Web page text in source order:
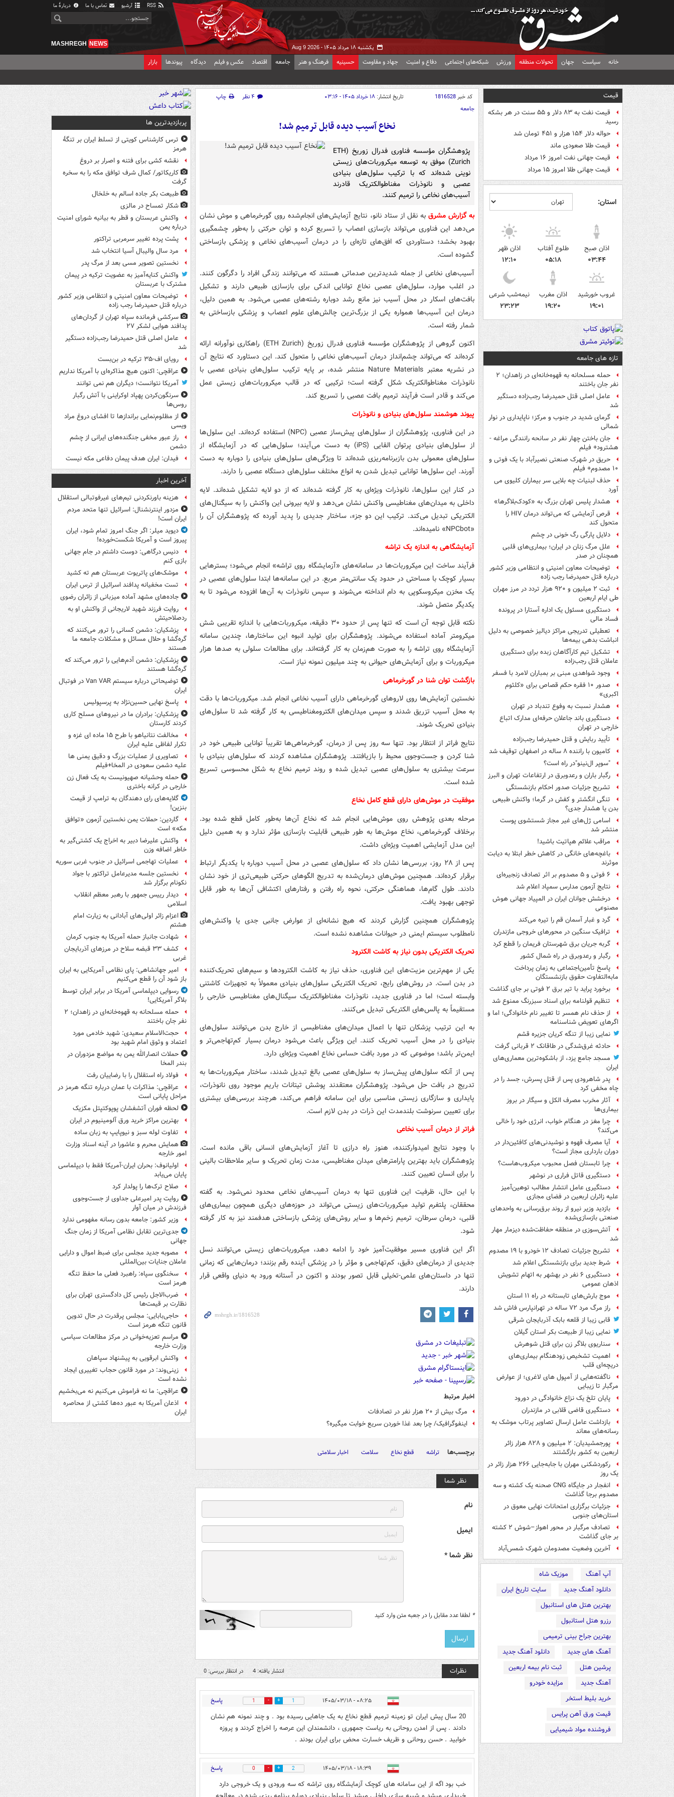
آرشیو تماس با ما دربارهٔ ما
یکشنبه ۱۸ مرداد ۱۴۰۵ - Aug 9 2026
MASHREGH NEWS
خانه سیاست جهان تحولات منطقه ورزش شبکه‌های اجتماعی دفاع و امنیت جهاد و مقاومت حسینیه فرهنگ و هنر جامعه اقتصاد عکس و فیلم دیدگاه پیوندها بازار
قیمت
قیمت نفت به ۸۳ دلار و ۵۵ سنت در هر بشکه
رسید
حواله دلار ۱۵۴ هزار و ۴۵۱ تومان شد
قیمت طلا صعودی ماند
قیمت جهانی نفت امروز ۱۶ مرداد
قیمت جهانی طلا امروز ۱۵ مرداد
استان:
اذان صبح
۰۳:۴۴
طلوع آفتاب
۰۵:۱۸
اذان ظهر
۱۲:۱۰
غروب خورشید
۱۹:۰۱
اذان مغرب
۱۹:۲۰
نیمه‌شب شرعی
۲۳:۲۳
تازه های جامعه
حمله مسلحانه به قهوه‌خانه‌ای در زاهدان؛ ۲
نفر جان باختند
عامل اصلی قتل حمیدرضا رجب‌زاده دستگیر
شد
گرمای شدید در جنوب و مرکز؛ ناپایداری در نوار
شمالی
جان باختن چهار نفر در سانحه رانندگی مراغه -
هشترود+ فیلم
حریق در شهرک صنعتی نصیرآباد با یک فوتی و
۱۰ مصدوم+ فیلم
حذف لبنیات چه بلایی سر بیماران کلیوی می
آورد
هشدار پلیس تهران بزرگ به «کودک‌بلاگرها»
قرص آزمایشی که می‌تواند درمان HIV را
متحول کند
دلایل پارگی رگ خونی در چشم
علل مرگ زنان در ایران؛ بیماری‌های قلبی
همچنان در صدر
توضیحات معاون امنیتی و انتظامی وزیر کشور
درباره قتل حمیدرضا رجب زاده
ثبت ۲ میلیون و ۹۲۰ هزار تردد در مرز مهران
طی ایام اربعین
دستگیری مسئول یک اداره آستارا در پرونده
فساد مالی
تعطیلی تدریجی مراکز دیالیز خصوصی به دلیل
انباشت بدهی بیمه‌ها
تشکیل تیم کارآگاهان زبده برای دستگیری
عاملان قتل رجب‌زاده
وجود شواهدی مبنی بر بمباران لامرد با فسفر
صدور ۱۰ فقره حکم قصاص برای «کلثوم
اکبری»
هشدار نسبت به وفوع تندباد در تهران
دستگیری باند جاعلان حرفه‌ای مدارک اتباع
خارجی در تهران
تأیید ربایش و قتل حمیدرضا رجب‌زاده
کامیون با راننده ۸ ساله در اصفهان توقیف شد
"سوپر ال‌نینو"در راه است؟
رگبار باران و رعدوبرق در ارتفاعات تهران و البرز
تشریح جزئیات صدور احکام بازنشستگی
تنگی انگشتر و کفش در گرما؛ واکنش طبیعی
بدن یا هشدار جدی؟
اسامی ژل‌های غیر مجاز شستشوی پوست
منتشر شد
مراقب علائم هپاتیت باشید!
باغچه‌های خانگی در کاهش خطر ابتلا به دیابت
موثرند
۶ فوتی و ۵ مصدوم بر اثر تصادف زنجیره‌ای
نتایج آزمون مدارس سمپاد اعلام شد
درخشش جوانان ایران در المپیاد جهانی هوش
مصنوعی
گرد و غبار آسمان قم را تیره می‌کند
ترافیک سنگین در محورهای خروجی مازندران
گربه جریان برق شهرستان فریمان را قطع کرد
رگبار و رعدوبرق در راه شمال کشور
پاسخ تأمین‌اجتماعی به زمان پرداخت
مابه‌التفاوت حقوق بازنشستگان
برخورد پراید با تیر برق ۲ فوتی بر جای گذاشت
تنظیم قولنامه برای اسناد سبزرنگ ممنوع شد
از حذف نام همسر تا تغییر نام خانوادگی؛ اما و
اگرهای تعویض شناسنامه
نمایی زیبا از تنگه کریان جزیره قشم
حادثه غرق‌شدگی در طاقانک ۲ قربانی گرفت
مسجد جامع یزد، از باشکوه‌ترین معماری‌های
ایران
پدر شاهرودی پس از قتل پسرش، جسد را در
چاه مخفی کرد
آثار مخرب مصرف الکل و سیگار در بروز
بیماری‌ها
چرا مغز در هنگام خواب، انرژی خود را خالی
می‌کند؟
آیا مصرف قهوه و نوشیدنی‌های کافئین‌دار در
دوران بارداری مجاز است؟
چرا تابستان فصل محبوب میکروب‌هاست؟
دستگیری قاتل فراری در نوشهر
دستگیری عامل انتشار مطالب توهین‌آمیز
علیه زائران اربعین در فضای مجازی
بازدید وزیر نیرو از روند برق‌رسانی به واحدهای
صنعتی بازسازی‌شده
آتش‌سوزی در منطقه حفاظت‌شده دیزمار مهار
شد
تشریح جزئیات تصادف ۱۲ خودرو با ۱۹ مصدوم
شرط جدید برای بازنشستگی اعلام شد
دستگیری ۶ نفر در بهشهر به اتهام تشویش
اذهان عمومی
موج بارش‌های تابستانه در راه ۱۱ استان
راز مرگ مرد ۷۲ ساله در تهرانپارس فاش شد
قابی زیبا از قلعه بابک آذربایجان شرقی
نمایی زیبا از طبیعت بکر استان گیلان
سناریوی بلاگر زن برای قتل شوهرش
اهمیت تشخیص زودهنگام بیماری‌های
دریچه‌ای قلب
ناگفته‌هایی از آمپول های لاغری؛ از عوارض
مرگبار تا زیبایی
پایان تلخ یک نزاع خانوادگی در دورود
دستگیری قاضی قلابی در مازندران
بازداشت عامل ارسال تصاویر پرتاب موشک به
رسانه‌های معاند
پورجمشیدیان: ۲ میلیون و ۸۲۸ هزار زائر
اربعین به کشور بازگشتند
رکوردشکنی مهران با جابه‌جایی ۲۶۶ هزار زائر در
یک روز
انفجار در جایگاه CNG صحنه یک کشته و سه
مصدوم برجا گذاشت
جزئیات برگزاری امتحانات نهایی معوق در
استان‌های جنوبی
تصادف مرگبار در محور اهواز–شوش ۲ کشته
بر جای گذاشت
آخرین وضعیت مصدومان شهرک شمس‌آباد
آپ آهنگ
موزیک شاه
دانلود آهنگ جدید
سایت تاریخ ایران
بهترین هتل های استانبول
رزرو هتل استانبول
بهترین جراح بینی ترمیمی
آهنگ های جدید
دانلود آهنگ جدید
پرشین هتل
ثبت نام بیمه اربعین
آهنگ جدید
مزایده خودرو
خرید بلیط استخر
قیمت ورق آهن پرایس
فروشنده مواد شیمیایی
کد خبر1816528 تاریخ انتشار: ۱۸ خرداد ۱۴۰۵ - ۰۳:۱۶ ۴ نظر
چاپ
جامعه
نخاع آسیب دیده قابل ترمیم شد!
پژوهشگران مؤسسه فناوری فدرال زوریخ (ETH
Zurich) موفق به توسعه میکروربات‌های زیستی
نوینی شده‌اند که با ترکیب سلول‌های بنیادی
عصبی و نانوذرات مغناطوالکتریک قادرند
آسیب‌های نخاعی را ترمیم کنند.
به گزارش مشرق به نقل از ستاد نانو، نتایج آزمایش‌های انجام‌شده روی گورخرماهی و موش نشان
می‌دهد این فناوری می‌تواند بازسازی اعصاب را تسریع کرده و توان حرکتی را به‌طور چشمگیری
بهبود بخشد؛ دستاوردی که افق‌های تازه‌ای را در درمان آسیب‌های نخاعی و پزشکی بازساختی
گشوده است.
آسیب‌های نخاعی از جمله شدیدترین صدماتی هستند که می‌توانند زندگی افراد را دگرگون کنند.
در اغلب موارد، سلول‌های عصبی نخاع توانایی اندکی برای بازسازی طبیعی دارند و تشکیل
بافت‌های اسکار در محل آسیب نیز مانع رشد دوباره رشته‌های عصبی می‌شود. به همین دلیل،
درمان این آسیب‌ها همواره یکی از بزرگ‌ترین چالش‌های علوم اعصاب و پزشکی بازساختی به
شمار رفته است.
اکنون گروهی از پژوهشگران مؤسسه فناوری فدرال زوریخ (ETH Zurich) راهکاری نوآورانه ارائه
کرده‌اند که می‌تواند چشم‌انداز درمان آسیب‌های نخاعی را متحول کند. این دستاورد که نتایج آن
در نشریه معتبر Nature Materials منتشر شده، بر پایه ترکیب سلول‌های بنیادی عصبی با
نانوذرات مغناطوالکتریک شکل گرفته است؛ ترکیبی که در قالب میکروربات‌های زیستی عمل
می‌کند و قادر است فرآیند ترمیم بافت عصبی را تسریع کند.
پیوند هوشمند سلول‌های بنیادی و نانوذرات
در این فناوری، پژوهشگران از سلول‌های پیش‌ساز عصبی (NPC) استفاده کرده‌اند. این سلول‌ها
از سلول‌های بنیادی پرتوان القایی (iPS) به دست می‌آیند؛ سلول‌هایی که در آزمایشگاه از
سلول‌های معمولی بدن بازبرنامه‌ریزی شده‌اند تا ویژگی‌های سلول‌های بنیادی را دوباره به دست
آورند. این سلول‌ها توانایی تبدیل شدن به انواع مختلف سلول‌های دستگاه عصبی را دارند.
در کنار این سلول‌ها، نانوذرات ویژه‌ای به کار گرفته شده‌اند که از دو لایه تشکیل شده‌اند. لایه
داخلی به میدان‌های مغناطیسی واکنش نشان می‌دهد و لایه بیرونی این واکنش را به سیگنال‌های
الکتریکی تبدیل می‌کند. ترکیب این دو جزء، ساختار جدیدی را پدید آورده که پژوهشگران آن را
«NPCbot» نامیده‌اند.
آزمایشگاهی به اندازه یک تراشه
فرآیند ساخت این میکروربات‌ها در سامانه‌های «آزمایشگاه روی تراشه» انجام می‌شود؛ بسترهایی
بسیار کوچک با مساحتی در حدود یک سانتی‌متر مربع. در این سامانه‌ها ابتدا سلول‌های عصبی در
یک مخزن میکروسکوپی به دام انداخته می‌شوند و سپس نانوذرات به آن‌ها افزوده می‌شود تا به
یکدیگر متصل شوند.
نکته قابل توجه آن است که تنها پس از حدود ۳۰ دقیقه، میکروربات‌هایی با اندازه تقریبی شش
میکرومتر آماده استفاده می‌شوند. پژوهشگران برای تولید انبوه این ساختارها، چندین سامانه
آزمایشگاه روی تراشه را به صورت هم‌زمان به کار گرفته‌اند. برای مطالعات سلولی به صدها هزار
میکروربات و برای آزمایش‌های حیوانی به چند میلیون نمونه نیاز است.
بازگشت توان شنا در گورخرماهی
نخستین آزمایش‌ها روی لاروهای گورخرماهی دارای آسیب نخاعی انجام شد. میکروربات‌ها با دقت
به محل آسیب تزریق شدند و سپس میدان‌های الکترومغناطیسی به کار گرفته شد تا سلول‌های
بنیادی تحریک شوند.
نتایج فراتر از انتظار بود. تنها سه روز پس از درمان، گورخرماهی‌ها تقریباً توانایی طبیعی خود در
شنا کردن و جست‌وجوی محیط را بازیافتند. پژوهشگران مشاهده کردند که سلول‌های بنیادی با
سرعت بیشتری به سلول‌های عصبی تبدیل شده و روند ترمیم نخاع به شکل محسوسی تسریع
شده است.
موفقیت در موش‌های دارای قطع کامل نخاع
مرحله بعدی پژوهش روی موش‌هایی انجام شد که نخاع آن‌ها به‌طور کامل قطع شده بود.
برخلاف گورخرماهی، نخاع موش‌ها به طور طبیعی قابلیت بازسازی مؤثر ندارد و به همین دلیل
این مدل آزمایشی اهمیت ویژه‌ای داشت.
پس از ۲۸ روز، بررسی‌ها نشان داد که سلول‌های عصبی در محل آسیب دوباره با یکدیگر ارتباط
برقرار کرده‌اند. همچنین موش‌های درمان‌شده به تدریج الگوهای حرکتی طبیعی‌تری از خود نشان
دادند. طول گام‌ها، هماهنگی حرکتی، نحوه راه رفتن و رفتارهای اکتشافی آن‌ها به طور قابل
توجهی بهبود یافت.
پژوهشگران همچنین گزارش کردند که هیچ نشانه‌ای از عوارض جانبی جدی یا واکنش‌های
نامطلوب سیستم ایمنی در حیوانات مشاهده نشده است.
تحریک الکتریکی بدون نیاز به کاشت الکترود
یکی از مهم‌ترین مزیت‌های این فناوری، حذف نیاز به کاشت الکترودها و سیم‌های تحریک‌کننده
در بدن است. در روش‌های رایج، تحریک الکتریکی سلول‌های بنیادی معمولاً به تجهیزات کاشتنی
وابسته است؛ اما در فناوری جدید، نانوذرات مغناطوالکتریک سیگنال‌های مغناطیسی خارجی را
مستقیماً به پالس‌های الکتریکی تبدیل می‌کنند.
به این ترتیب پزشکان تنها با اعمال میدان‌های مغناطیسی از خارج بدن می‌توانند سلول‌های
بنیادی را در محل آسیب تحریک کنند. این ویژگی باعث می‌شود درمان بسیار کم‌تهاجمی‌تر و
ایمن‌تر باشد؛ موضوعی که در مورد بافت حساس نخاع اهمیت ویژه‌ای دارد.
پس از آنکه سلول‌های پیش‌ساز به سلول‌های عصبی بالغ تبدیل شدند، ساختار میکروربات‌ها به
تدریج در بافت حل می‌شود. پژوهشگران معتقدند پوشش تیتانات باریم موجود روی نانوذرات،
پایداری و سازگاری زیستی مناسبی برای این سامانه فراهم می‌کند، هرچند بررسی‌های بیشتری
برای تعیین سرنوشت بلندمدت این ذرات در بدن لازم است.
فراتر از درمان آسیب نخاعی
با وجود نتایج امیدوارکننده، هنوز راه درازی تا آغاز آزمایش‌های انسانی باقی مانده است.
پژوهشگران باید بهترین پارامترهای میدان مغناطیسی، مدت زمان تحریک و سایر ملاحظات بالینی
را برای انسان تعیین کنند.
با این حال، ظرفیت این فناوری تنها به درمان آسیب‌های نخاعی محدود نمی‌شود. به گفته
محققان، پلتفرم تولید میکروربات‌های زیستی می‌تواند در حوزه‌های دیگری همچون بیماری‌های
قلبی، درمان سرطان، ترمیم زخم‌ها و سایر روش‌های پزشکی بازساختی هدفمند نیز به کار گرفته
شود.
اگر این فناوری مسیر موفقیت‌آمیز خود را ادامه دهد، میکروربات‌های زیستی می‌توانند نسل
جدیدی از درمان‌های دقیق، کم‌تهاجمی و مؤثر را در پزشکی آینده رقم بزنند؛ درمان‌هایی که زمانی
تنها در داستان‌های علمی-تخیلی قابل تصور بودند و اکنون در آستانه ورود به دنیای واقعی قرار
دارند.
اخبار مرتبط
مرگ بیش از ۲۰ هزار نفر در تصادفات
اینفوگرافیک/ چرا بعد غذا خوردن سریع خوابت میگیره؟
برچسب‌ها تراشه قطع نخاع سلامت اخبار سلامتی
نظر شما
نام
ایمیل
نظر شما *
* لطفا عدد مقابل را در جعبه متن وارد کنید
نظرات انتشار یافته: 4 در انتظار بررسی: 0
۰۸:۲۵ - ۱۴۰۵/۰۳/۱۸ 1
1 پاسخ
20 سال پیش ایران تو زمینه ترمیم قطع نخاع به یک جاهایی رسیده بود . و چند نمونه هم نشان
دادند . پس از امدن روحانی به ریاست جمهوری ، دانشمندان این عرصه را اخراج کردند و پروزه
خوابید . حسن روحانی و ظریف خسارت محض برای ایران بودند .
۱۸:۳۹ - ۱۴۰۵/۰۳/۱۸ 2
0 پاسخ
خب بود اگه از این سامانه های کوچک آزمایشگاه روی تراشه که سه ورودی و یک خروجی دارد
پربازدیدترین ها
ترس کارشناس کویتی از تسلط ایران بر تنگۀ
هرمز
نقشه کشی برای فتنه و اصرار بر دروغ
کاریکاتور/ کمال شرف توافق مکه را به سخره
گرفت
طبیعت بکر جاده اسالم به خلخال
شکار تمساح در مالزی
واکنش عربستان و قطر به بیانیه شورای امنیت
درباره یمن
پشت پرده تغییر سرمربی تراکتور
مرد سال والیبال آسیا انتخاب شد
نخستین تصویر مسی بعد از مرگ پدر
واکنش کنایه‌آمیز به عضویت ترکیه در پیمان
مشترک با عربستان
توضیحات معاون امنیتی و انتظامی وزیر کشور
درباره قتل حمیدرضا رجب زاده
سرکشی فرمانده سپاه تهران از گردان‌های
پدافند هوایی لشکر ۲۷
عامل اصلی قتل حمیدرضا رجب‌زاده دستگیر
شد
رویای اف-۳۵ ترکیه در بن‌بست
عراقچی: اکنون هیچ مذاکره‌ای با آمریکا نداریم
آمریکا نتوانست؛ دیگران هم نمی توانند
سرنگون‌کردن پهپاد اوکراینی با آتش رگبار
روس‌ها
از مظلوم‌نمایی براندازها تا افشای دروغ مراد
ویسی
راز عبور مخفی جنگنده‌های ایرانی از چشم
دشمن
فیدان: ایران هدف پیمان دفاعی مکه نیست
آخرین اخبار
هزینه باورنکردنی تیم‌های غیرفوتبالی استقلال
مزدور اینترنشنال: اسرائیل تنها متحد مردم
ایران است!
دیوید میلر: اگر جنگ امروز تمام شود، ایران
پیروز است و آمریکا شکست‌خورده!
دنیس درگاهی: دوست داشتم در جام جهانی
بازی کنم
موشک‌های پاتریوت عربستان هم ته‌ کشید
تست مخفیانه پدافند اسرائیل از ترس ایران
جاده‌های مشهد آماده میزبانی از زائران رضوی
روایت فرزند شهید لاریجانی از واکنش او به
ردصلاحیتش
پزشکیان: دشمن کسانی را ترور می‌کنند که
گره‌گشا و حلال مسائل و مشکلات جامعه ما
هستند
پزشکیان: دشمن آدم‌هایی را ترور می‌کند که
گره‌گشا هستند
توضیحاتی درباره سیستم Van VAR در فوتبال
ایران
پاسخ نهایی حسین‌نژاد به پرسپولیس
پزشکیان: برادران ما در نیروهای مسلح کاری
کردند کارستان
مخالفت نتانیاهو با طرح ۱۵ ماده ای غزه و
تکرار لفاظی علیه ایران
تصاویری از عملیات بزرگ و دقیق یمنی ها
علیه دشمن سعودی در المخا+فیلم
حمله وحشیانه صهیونیست به یک فعال زن
خارجی در کرانه باختری
گلایه‌های رای دهندگان به ترامپ از قیمت
بنزین!
گاردین: حملات یمن نخستین آزمون «توافق
مکه» است
واکنش علیرضا دبیر به اخراج یک کشتی‌گیر به
خاطر اضافه وزن
عملیات تهاجمی اسرائیل در جنوب غربی سوریه
نخستین جلسه مدیرعامل تراکتور با جواد
نکونام برگزار شد
دیدار رییس جمهور با رهبر معظم انقلاب
اسلامی
اعزام زائر اولی‌های آبادانی به زیارت امام
هشتم
شهادت جانباز حمله آمریکا به جنوب کرمان
کشف ۳۳ قبضه سلاح در مرزهای آذربایجان
غربی
امیر جهانشاهی: پای نظامی آمریکایی به ایران
باز شود آن را قطع می‌کنیم
رسوایی دیپلماسی آمریکا در برابر ایران توسط
بلاگر آمریکایی!
حمله مسلحانه به قهوه‌خانه‌ای در زاهدان؛ ۲
نفر جان باختند
حجت‌الاسلام سعیدی: شهید خادمی مورد
اعتماد و وثوق امام شهید بود
حملات انصارالله یمن به مواضع مزدوران در
بندر المخا
فولاد راه استقلال را با رضاییان رفت
عراقچی: مذاکرات با عمان درباره تنگه هرمز در
مراحل پایانی است
لحظه فوران آتشفشان پوپوکتپتل مکزیک
بهترین مراکز خرید ورق آلومینیوم در ایران
تفاوت لوله سبز و نیوپایپ به زبان ساده
همایش محرم و عاشورا در آینه اسناد وزارت
امور خارجه
اولیانوف: بحران ایران-آمریکا فقط با دیپلماسی
پایان می‌یابد
صلاح ترک‌ها را پولدار کرد
روایت پدر امیرعلی جداوی از جست‌وجوی
فرزندش در میان آوار
وزیر کشور: جامعه بدون رسانه مفهومی ندارد
جدی‌ترین تقابل نظامی آمریکا از زمان جنگ
جهانی
مصوبه جدید مجلس برای ضبط اموال و دارایی
عاملان جنایات بین‌المللی
سخنگوی سپاه: راهبرد فعلی ما حفظ تنگه
هرمز است
ضرب‌الاجل رئیس کل دادگستری تهران برای
نظارت بر قیمت‌ها
حاجی‌بابایی: مجلس پرقدرت در حال تدوین
قانون تنگه هرمز است
مراسم تعزیه‌خوانی در مرکز مطالعات سیاسی
وزارت خارجه
واکنش ابرقویی به پیشنهاد سپاهان
زینی‌وند: در مورد قانون حجاب تغییری ایجاد
نشده است
عراقچی: ما نه فراموش می‌کنیم نه می‌بخشیم
اذعان آمریکا به عبور ده‌ها کشتی از محاصره
ایران